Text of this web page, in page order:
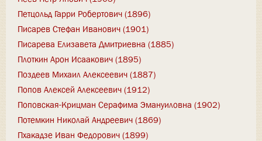
Петцольд Гарри Робертович (1896)
Писарев Стефан Иванович (1901)
Писарева Елизавета Дмитриевна (1885)
Плоткин Арон Исаакович (1895)
Поздеев Михаил Алексеевич (1887)
Попов Алексей Алексеевич (1912)
Поповская-Крицман Серафима Эмануиловна (1902)
Потемкин Николай Андреевич (1869)
Пхакадзе Иван Федорович (1899)